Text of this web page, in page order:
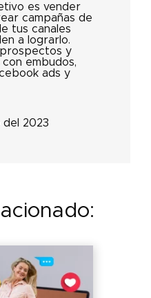
es vender
campañas de
tus canales
a lograrlo.
y
embudos,
ads y
del 2023